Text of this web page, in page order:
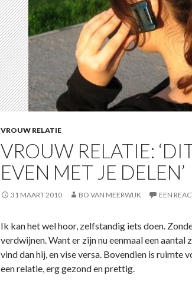
VROUW RELATIE
VROUW RELATIE:
EVEN MET JE DELEN’
31 MAART 2010 BO VAN MEERWIJK EEN
Ik kan het wel hoor, zelfstandig iets doen.
verdwijnen. Want er zijn nu eenmaal een aantal
vind dan hij, en vise versa. Bovendien is ruimte
een relatie, erg gezond en prettig.